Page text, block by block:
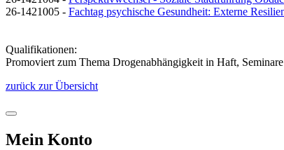
26-1421005 - Fachtag psychische Gesundheit: Externe
Qualifikationen:
Promoviert zum Thema Drogenabhängigkeit in Haft,
zurück zur Übersicht
Mein Konto